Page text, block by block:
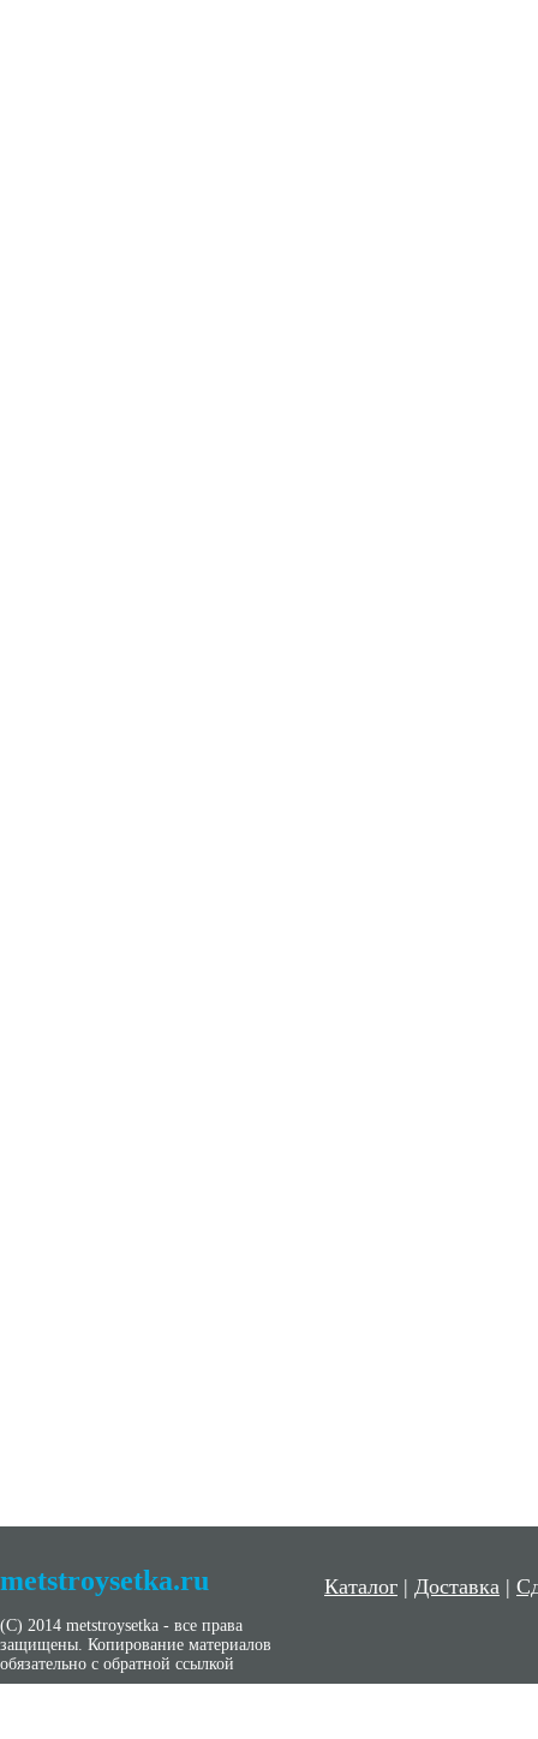
metstroysetka.ru
(С) 2014 metstroysetka - все права
защищены. Копирование материалов
обязательно с обратной ссылкой
Каталог | Доставка |